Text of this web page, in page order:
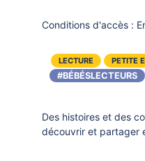
TOUS LES
Conditions d'accès :
LECTURE PETITE
#BÉBÉSLECTEURS
Des histoires et des
découvrir et partager